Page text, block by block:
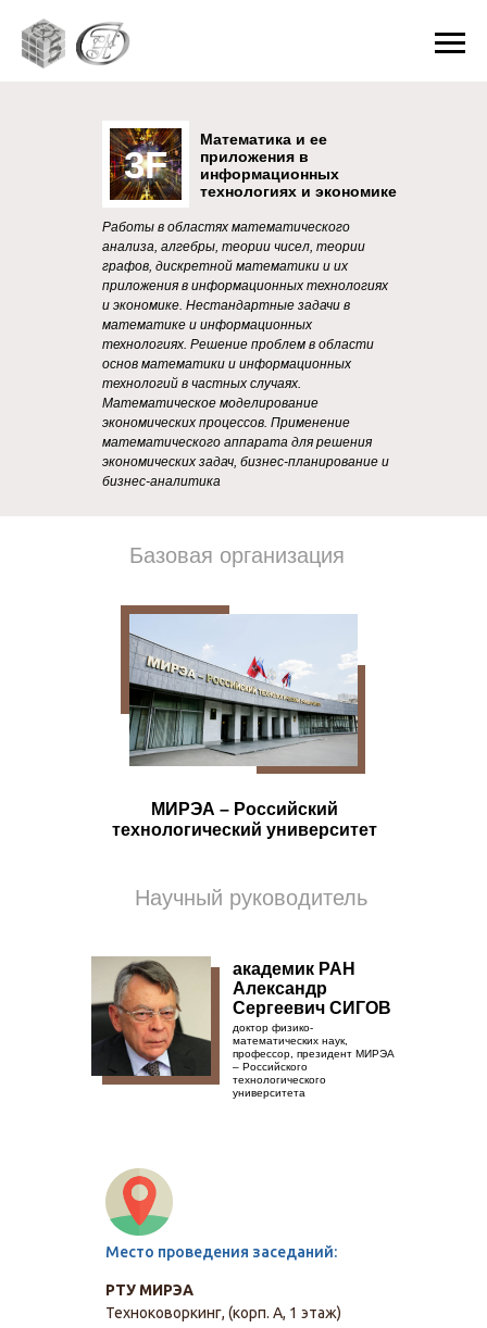
3F
Работы в областях математического
анализа, алгебры, теории чисел, теории
графов, дискретной математики и их
приложения в информационных технологиях
и экономике. Нестандартные задачи в
математике и информационных
технологиях. Решение проблем в области
основ математики и информационных
технологий в частных случаях.
Математическое моделирование
экономических процессов. Применение
математического аппарата для решения
экономических задач, бизнес-планирование и
бизнес-аналитика
Математика и ее
приложения в
информационных
технологиях и экономике
МИРЭА – Российский
технологический университет
Базовая организация
академик РАН
Александр
Сергеевич CИГОВ
Научный руководитель
доктор физико-
математических наук,
профессор, президент МИРЭА
– Российского
технологического
университета
РТУ МИРЭА
Техноковоркинг, (корп. А, 1 этаж)
Место проведения заседаний: